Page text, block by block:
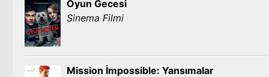
Oyun Gecesi
Sinema Filmi
Mission İmpossible: Yansımalar